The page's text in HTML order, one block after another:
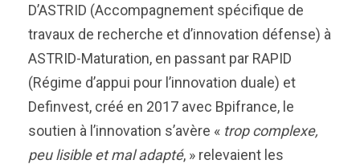
D’ASTRID (Accompagnement spécifique de
travaux de recherche et d’innovation défense) à
ASTRID-Maturation, en passant par RAPID
(Régime d’appui pour l’innovation duale) et
Definvest, créé en 2017 avec Bpifrance, le
soutien à l’innovation s’avère « trop complexe,
peu lisible et mal adapté, » relevaient les